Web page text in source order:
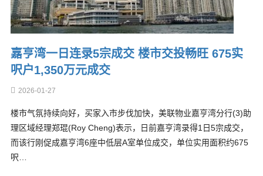
嘉亨湾一日连录5宗成交 楼市交投畅旺 675实
呎户1,350万元成交
2026-01-27
楼市气氛持续向好，买家入市步伐加快，美联物业嘉亨湾分行(3)助
理区域经理郑琨(Roy Cheng)表示，日前嘉亨湾录得1日5宗成交，
而该行刚促成嘉亨湾6座中低层A室单位成交，单位实用面积约675
呎…